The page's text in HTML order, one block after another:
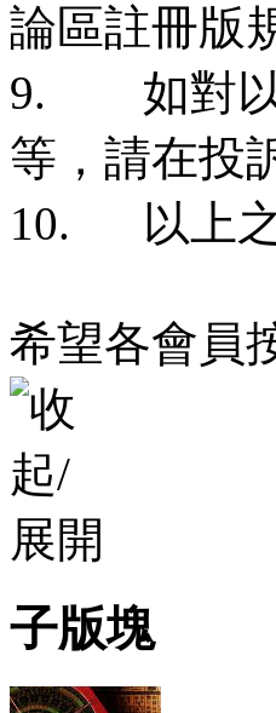
論區註冊版
9. 如對以
等，請在投
10. 以上之
希望各會員
子版塊